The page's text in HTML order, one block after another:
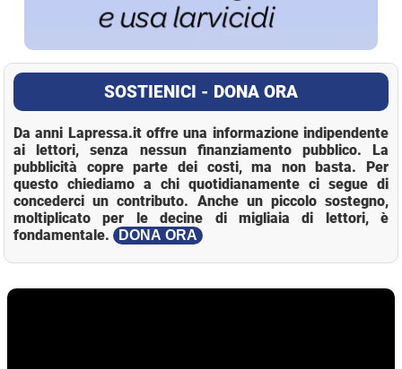
SOSTIENICI - DONA ORA
Da anni Lapressa.it offre una informazione indipendente
ai lettori, senza nessun finanziamento pubblico. La
pubblicità copre parte dei costi, ma non basta. Per
questo chiediamo a chi quotidianamente ci segue di
concederci un contributo. Anche un piccolo sostegno,
moltiplicato per le decine di migliaia di lettori, è
fondamentale.
DONA ORA